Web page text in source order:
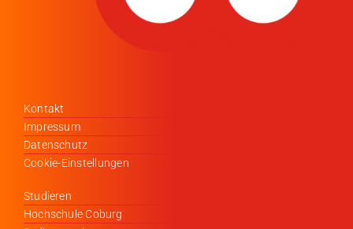
Kontakt
Impressum
Datenschutz
Cookie-Einstellungen
Studieren
Hochschule Coburg